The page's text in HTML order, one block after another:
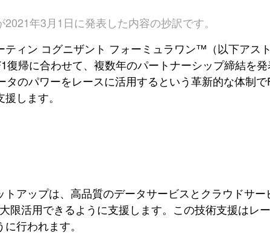
年3月1日に発表した内容の抄訳です。
ティン コグニザント フォーミュラワン™（以下アス
復帰に合わせて、複数年のパートナーシップ締結を
タのパワーをレースに活用するという革新的な体制
します。
アップは、高品質のデータサービスとクラウドサ
限活用できるように支援します。この技術支援はレ
行われます。